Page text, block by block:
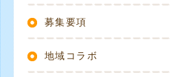
募集要項
地域コラボ